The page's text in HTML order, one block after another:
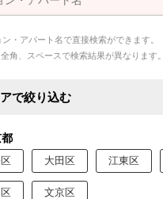
ン・アパート名で直接検索ができます。
角、スペースで検索結果が異なります。
で絞り込む
大田区 江東区
文京区